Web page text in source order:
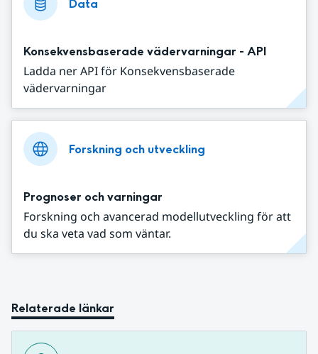
Data
Konsekvensbaserade vädervarningar - API
Ladda ner API för Konsekvensbaserade
vädervarningar
Forskning och utveckling
Prognoser och varningar
Forskning och avancerad modellutveckling för att
du ska veta vad som väntar.
Relaterade länkar